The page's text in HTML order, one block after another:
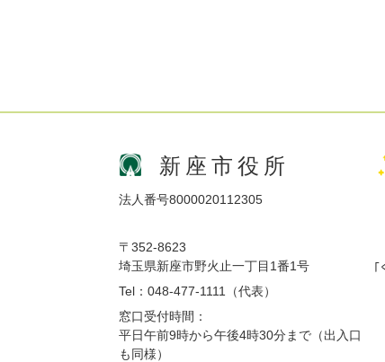
新座市役所
法人番号8000020112305
〒352-8623
埼玉県新座市野火止一丁目1番1号
Tel：048-477-1111（代表）
窓口受付時間：
平日午前9時から午後4時30分まで（出入口
も同様）